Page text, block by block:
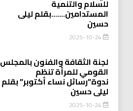
للسلام والتنمية
المستدامين…….بقلم ليلى
حسين
2025-10-24
لجنة الثقافة والفنون بالمجلس
القومي للمرأة تنظم
ندوة”رسائل نساء أكتوبر” بقلم
ليلى حسين
2025-10-24